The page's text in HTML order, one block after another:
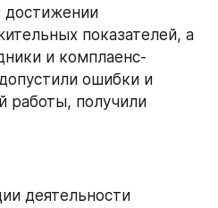
достижении
показателей, а
и комплаенс-
ошибки и
работы, получили
деятельности